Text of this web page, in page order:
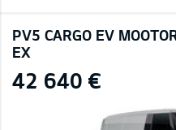
PV5 CARGO EV
EX
42 640 €